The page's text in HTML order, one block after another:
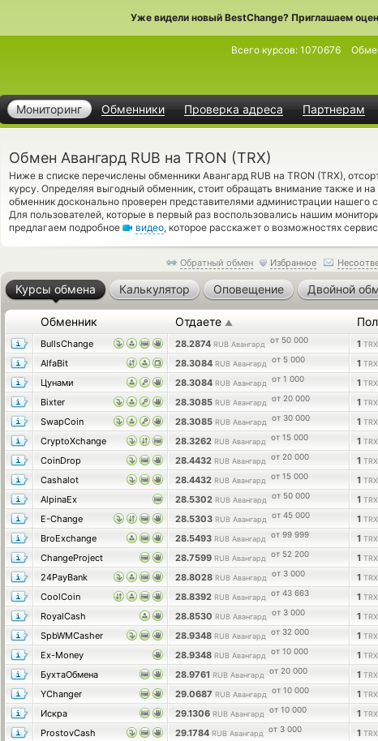
Уже видели новый BestChange? Приглашаем
Мониторинг Обменники Проверка адреса Партнерам
Всего курсов: 1070676
Обмен Авангард RUB на TRON (TRX)
Ниже в списке перечислены обменники Авангард RUB на TRON (TRX),
курсу. Определяя выгодный обменник, стоит обращать внимание также и
обменник досконально проверен представителями администрации нашего
Для пользователей, которые в первый раз воспользовались нашим
предлагаем подробное
видео, которое расскажет о возможностях
Обратный обмен Избранное
Курсы обмена Калькулятор Оповещение Двойной
Обменник Отдаете ▲
BullsChange 28.2874 RUB Авангард от 50 000 1 TRX
AlfaBit
28.3084 RUB Авангард от 5 000 1 TRX
Цунами
28.3084 RUB Авангард от 1 000 1 TRX
Bixter
28.3085 RUB Авангард от 20 000 1 TRX
SwapCoin
28.3085 RUB Авангард от 30 000 1 TRX
CryptoXchange
28.3262 RUB Авангард от 15 000 1 TRX
CoinDrop
28.4432 RUB Авангард от 20 000 1 TRX
Cashalot
28.4432 RUB Авангард от 15 000 1 TRX
AlpinaEx
28.5302 RUB Авангард от 50 000 1 TRX
E-Change
28.5303 RUB Авангард от 45 000 1 TRX
BroExchange
28.5493 RUB Авангард от 99 999 1 TRX
ChangeProject
28.7599 RUB Авангард от 52 200 1 TRX
24PayBank
28.8028 RUB Авангард от 3 000 1 TRX
CoolCoin
28.8392 RUB Авангард от 43 663 1 TRX
RoyalCash
28.8530 RUB Авангард от 3 000 1 TRX
SpbWMCasher
28.9348 RUB Авангард от 32 000 1 TRX
Ex-Money
28.9348 RUB Авангард от 10 000 1 TRX
БухтаОбмена
28.9761 RUB Авангард от 20 000 1 TRX
YChanger
29.0687 RUB Авангард от 10 000 1 TRX
Искра
29.1306 RUB Авангард от 10 000 1 TRX
ProstovCash
29.1784 RUB Авангард от 3 000 1 TRX